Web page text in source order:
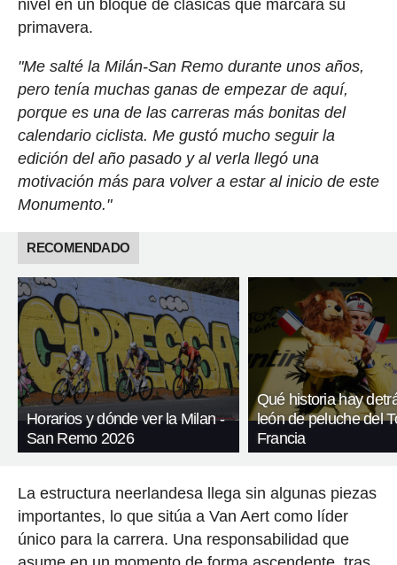
nivel en un bloque de clásicas que marcará su
primavera.
"Me salté la Milán-San Remo durante unos años,
pero tenía muchas ganas de empezar de aquí,
porque es una de las carreras más bonitas del
calendario ciclista. Me gustó mucho seguir la
edición del año pasado y al verla llegó una
motivación más para volver a estar al inicio de este
Monumento."
RECOMENDADO
Horarios y dónde ver la Milan -
San Remo 2026
Qué historia hay
león de peluche del
Francia
La estructura neerlandesa llega sin algunas piezas
importantes, lo que sitúa a Van Aert como líder
único para la carrera. Una responsabilidad que